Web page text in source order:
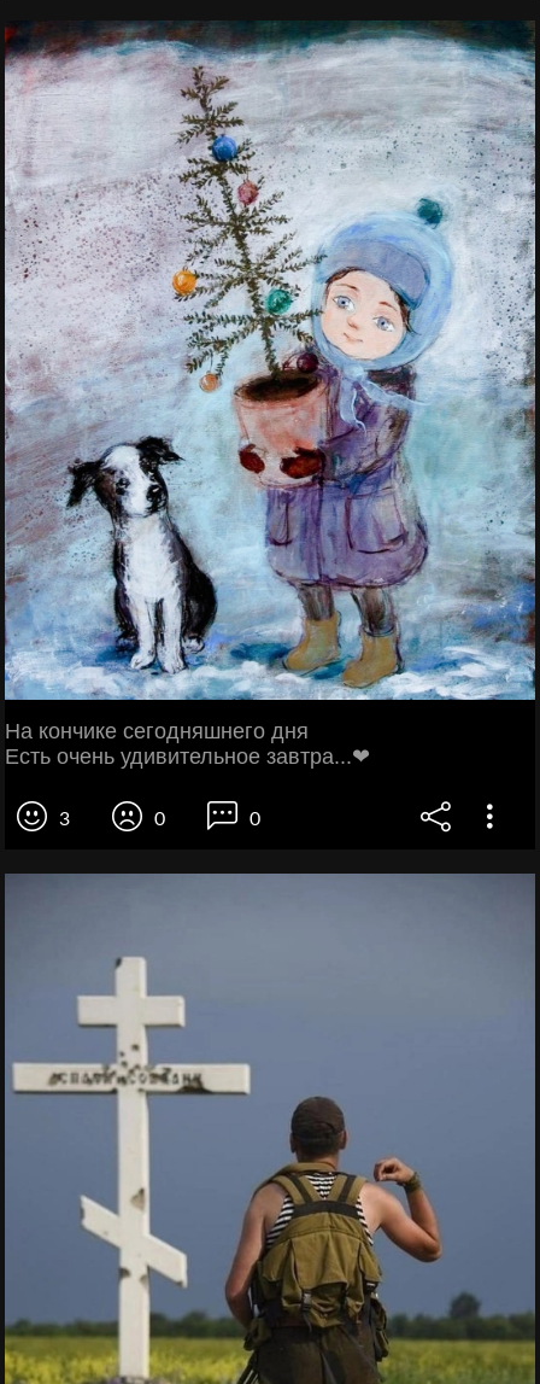
На кончике сегодняшнего дня
Есть очень удивительное завтра...❤
3 0 0